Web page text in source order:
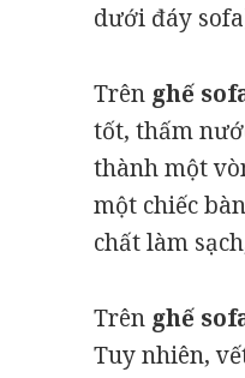
dưới đáy
Trên ghế
tốt, thấm
thành một
một chiếc
chất làm
Trên ghế
Tuy nhiên,